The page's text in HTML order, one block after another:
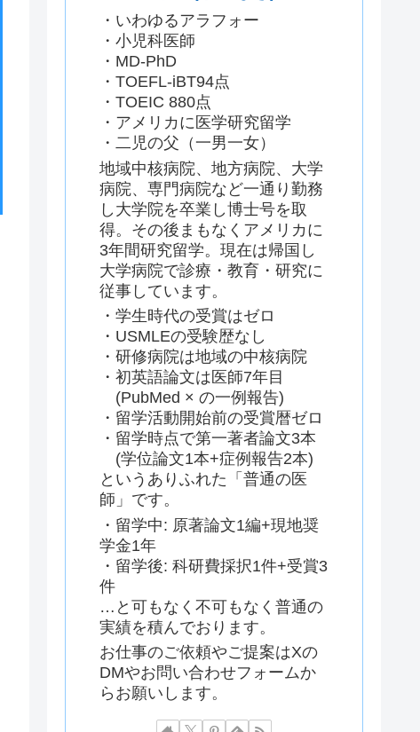
・いわゆるアラフォー
・小児科医師
・MD-PhD
・TOEFL-iBT94点
・TOEIC 880点
・アメリカに医学研究留学
・二児の父（一男一女）
地域中核病院、地方病院、大学
病院、専門病院など一通り勤務
し大学院を卒業し博士号を取
得。その後まもなくアメリカに
3年間研究留学。現在は帰国し
大学病院で診療・教育・研究に
従事しています。
・学生時代の受賞はゼロ
・USMLEの受験歴なし
・研修病院は地域の中核病院
・初英語論文は医師7年目
(PubMed × の一例報告)
・留学活動開始前の受賞暦ゼロ
・留学時点で第一著者論文3本
(学位論文1本+症例報告2本)
というありふれた「普通の医
師」です。
・留学中: 原著論文1編+現地奨
学金1年
・留学後: 科研費採択1件+受賞3
件
…と可もなく不可もなく普通の
実績を積んでおります。
お仕事のご依頼やご提案はXの
DMやお問い合わせフォームか
らお願いします。